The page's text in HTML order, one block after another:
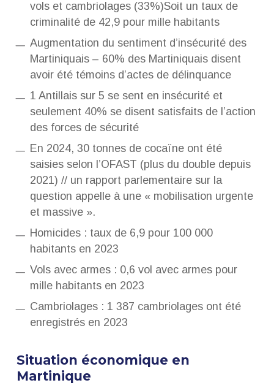
vols et cambriolages (33%)Soit un taux de
criminalité de 42,9 pour mille habitants
Augmentation du sentiment d’insécurité des
Martiniquais – 60% des Martiniquais disent
avoir été témoins d’actes de délinquance
1 Antillais sur 5 se sent en insécurité et
seulement 40% se disent satisfaits de l’action
des forces de sécurité
En 2024, 30 tonnes de cocaïne ont été
saisies selon l’OFAST (plus du double depuis
2021) // un rapport parlementaire sur la
question appelle à une « mobilisation urgente
et massive ».
Homicides : taux de 6,9 pour 100 000
habitants en 2023
Vols avec armes : 0,6 vol avec armes pour
mille habitants en 2023
Cambriolages : 1 387 cambriolages ont été
enregistrés en 2023
Situation économique en
Martinique